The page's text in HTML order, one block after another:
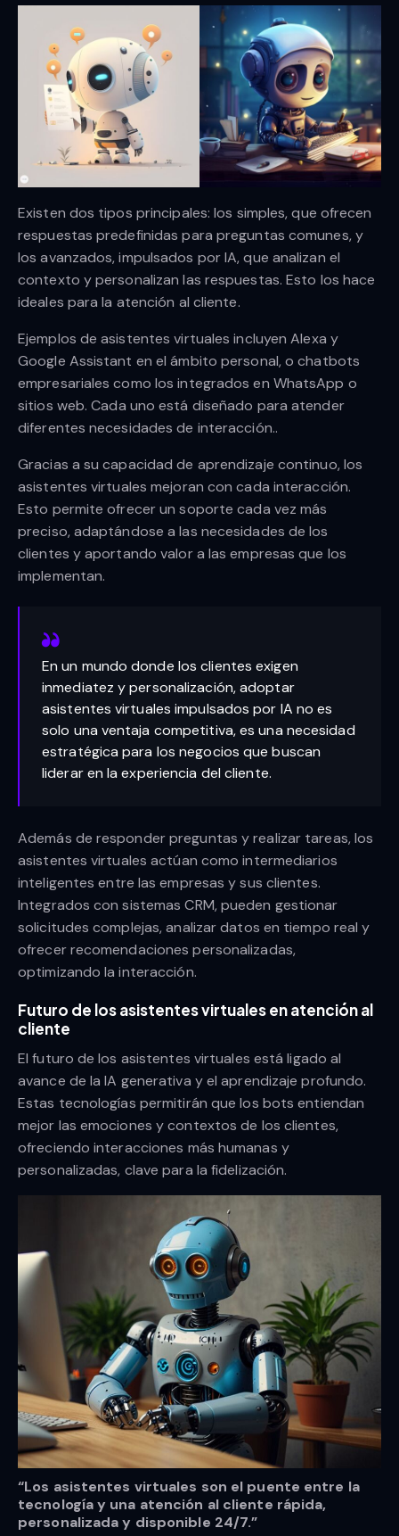
Existen dos tipos principales: los simples, que ofrecen
respuestas predefinidas para preguntas comunes, y
los avanzados, impulsados por IA, que analizan el
contexto y personalizan las respuestas. Esto los hace
ideales para la atención al cliente.
Ejemplos de asistentes virtuales incluyen Alexa y
Google Assistant en el ámbito personal, o chatbots
empresariales como los integrados en WhatsApp o
sitios web. Cada uno está diseñado para atender
diferentes necesidades de interacción..
Gracias a su capacidad de aprendizaje continuo, los
asistentes virtuales mejoran con cada interacción.
Esto permite ofrecer un soporte cada vez más
preciso, adaptándose a las necesidades de los
clientes y aportando valor a las empresas que los
implementan.
En un mundo donde los clientes exigen
inmediatez y personalización, adoptar
asistentes virtuales impulsados por IA no es
solo una ventaja competitiva, es una necesidad
estratégica para los negocios que buscan
liderar en la experiencia del cliente.
Además de responder preguntas y realizar tareas, los
asistentes virtuales actúan como intermediarios
inteligentes entre las empresas y sus clientes.
Integrados con sistemas CRM, pueden gestionar
solicitudes complejas, analizar datos en tiempo real y
ofrecer recomendaciones personalizadas,
optimizando la interacción.
Futuro de los asistentes virtuales en atención al
cliente
El futuro de los asistentes virtuales está ligado al
avance de la IA generativa y el aprendizaje profundo.
Estas tecnologías permitirán que los bots entiendan
mejor las emociones y contextos de los clientes,
ofreciendo interacciones más humanas y
personalizadas, clave para la fidelización.
“Los asistentes virtuales son el puente entre la
tecnología y una atención al cliente rápida,
personalizada y disponible 24/7.”